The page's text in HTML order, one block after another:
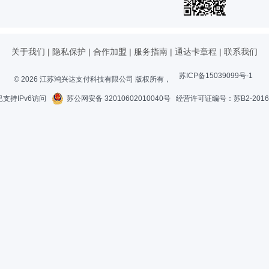
关于我们 | 隐私保护 | 合作加盟 | 服务指南 | 通达卡章程 | 联系我们
© 2026 江苏鸿兴达支付科技有限公司 版权所有， 苏ICP备15039099号-1
支持IPv6访问 苏公网安备 32010602010040号 经营许可证编号：苏B2-